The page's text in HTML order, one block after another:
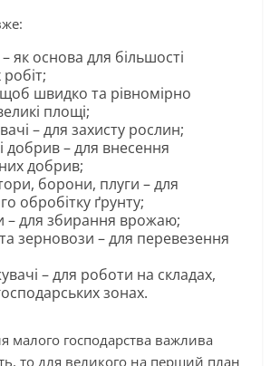
як основа для більшості
щоб швидко та рівномірно
площі;
– для захисту рослин;
добрив – для внесення
добрив;
борони, плуги – для
обробітку ґрунту;
– для збирання врожаю;
зерновози – для перевезення
– для роботи на складах,
зонах.
малого господарства важлива
то для великого на перший план